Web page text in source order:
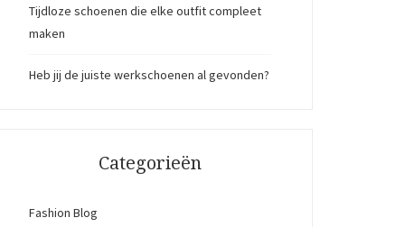
Tijdloze schoenen die elke outfit compleet
maken
Heb jij de juiste werkschoenen al gevonden?
Categorieën
Fashion Blog